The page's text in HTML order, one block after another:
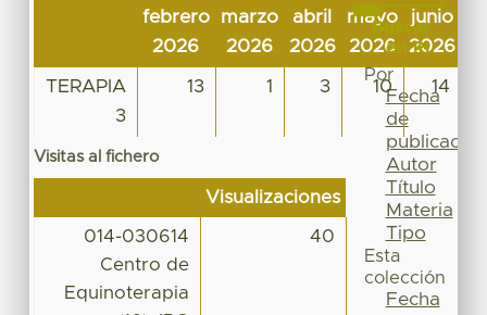
febrero
2026
marzo
2026
abril
2026
mayo
2026
junio
2026
TERAPIA
3
13 1 3 10 14
Visitas al fichero
Visualizaciones
014-030614
Centro de
Equinoterapia
40
Buscar
en RI
Por
Fecha
de
publicación
Autor
Título
Materia
Tipo
Esta
colección
Fecha